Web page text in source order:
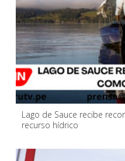
Lago de Sauce recibe
recurso hídrico